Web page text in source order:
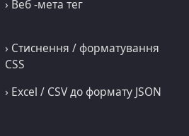
› Веб -мета тег
› Стиснення / форматування
CSS
› Excel / CSV до формату JSON